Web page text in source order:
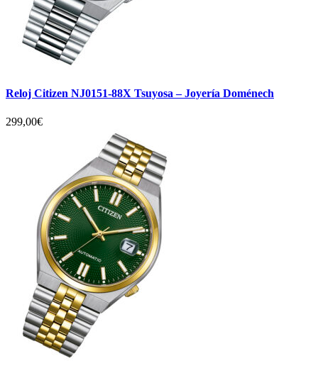
Reloj Citizen NJ0151-88X Tsuyosa – Joyería Doménech
299,00€